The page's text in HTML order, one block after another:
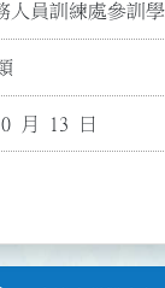
人員訓練處參訓
月 13 日